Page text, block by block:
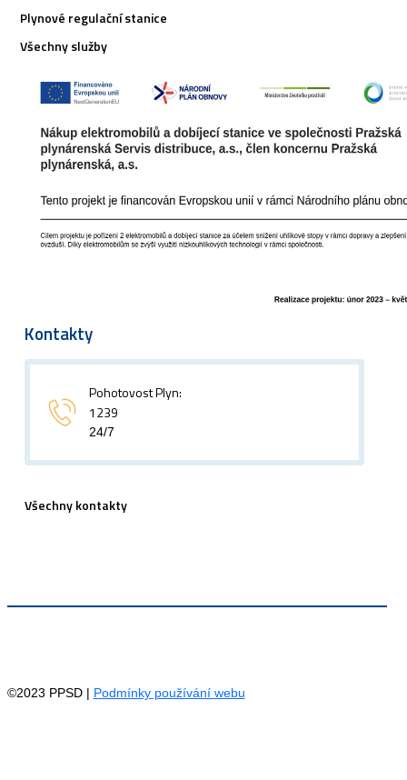
Plynové regulační stanice
Všechny služby
Kontakty
Pohotovost Plyn:
1239
24/7
Všechny kontakty
©2023 PPSD | Podmínky používání webu